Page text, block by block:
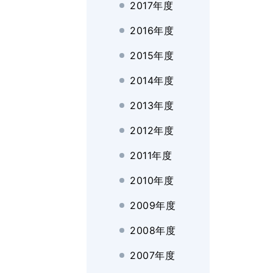
2017年度
2016年度
2015年度
2014年度
2013年度
2012年度
2011年度
2010年度
2009年度
2008年度
2007年度